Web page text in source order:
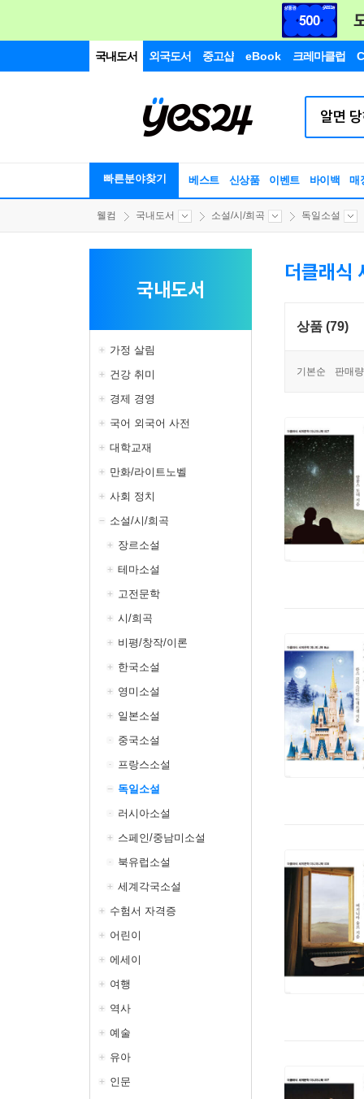
국내도서 외국도서 중고샵 eBook 크레마클럽
빠른분야찾기 베스트 신상품 이벤트 바이백 매
웰컴 국내도서 소설/시/희곡 독일소설
국내도서
가정 살림
건강 취미
경제 경영
국어 외국어 사전
대학교재
만화/라이트노벨
사회 정치
소설/시/희곡
장르소설
테마소설
고전문학
시/희곡
비평/창작/이론
한국소설
영미소설
일본소설
중국소설
프랑스소설
독일소설
러시아소설
스페인/중남미소설
북유럽소설
세계각국소설
수험서 자격증
어린이
에세이
여행
역사
예술
유아
인문
더클래식
상품 (79)
기본순 판매